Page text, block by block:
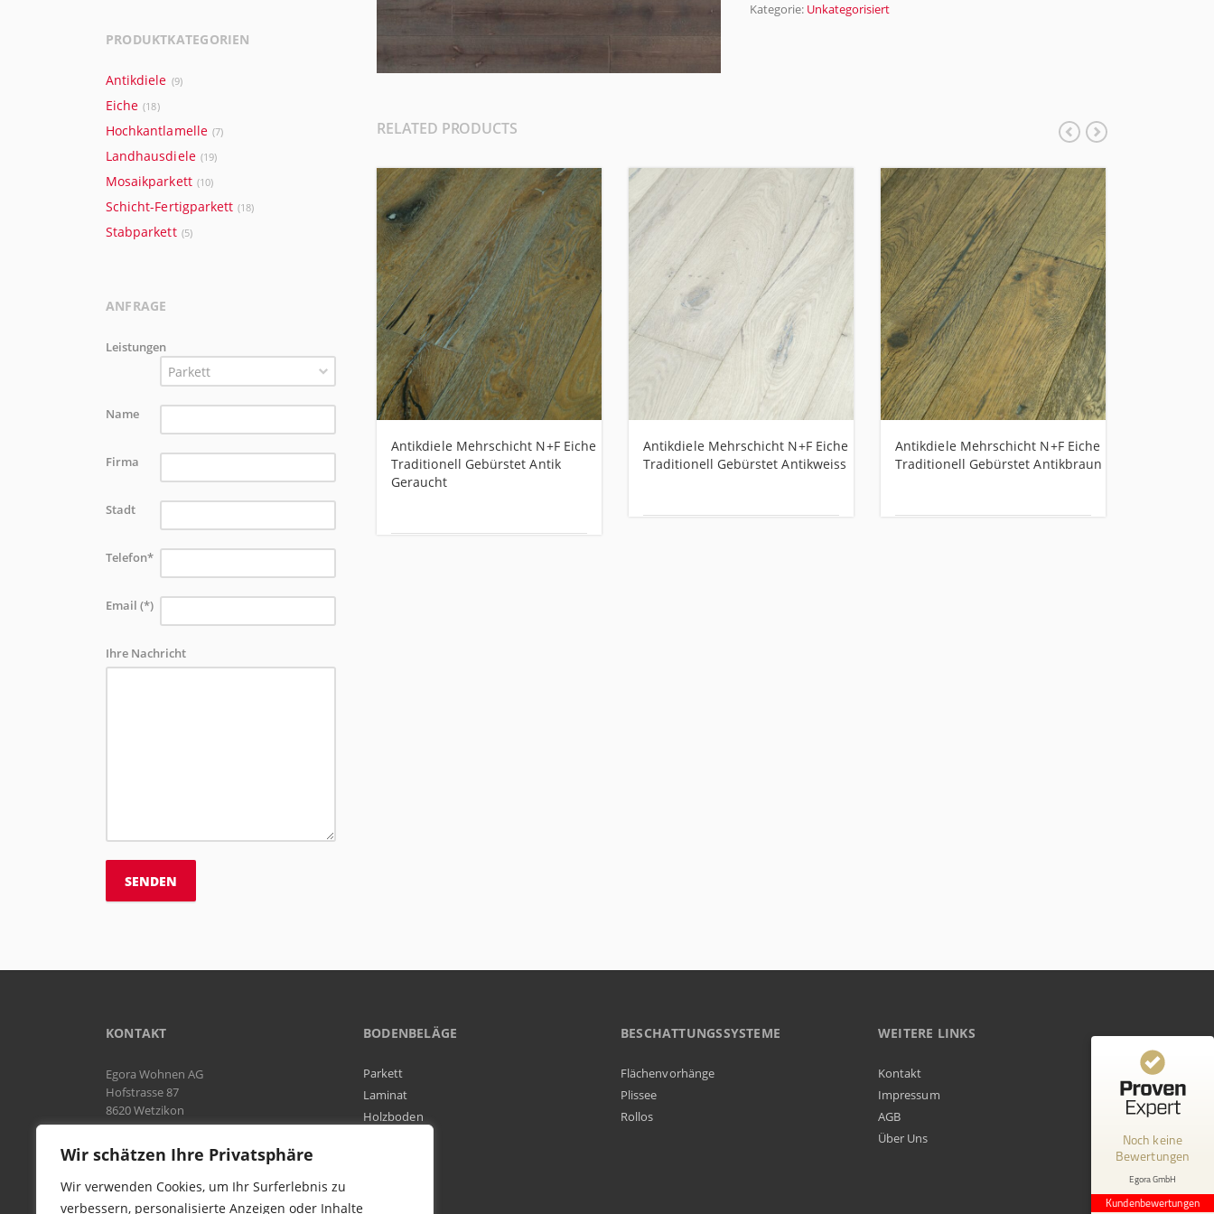
Wir schätzen Ihre Privatsphäre
Wir verwenden Cookies, um Ihr Surferlebnis zu
verbessern, personalisierte Anzeigen oder Inhalte
Kategorie: Unkategorisiert
RELATED PRODUCTS
Antikdiele Mehrschicht N+F Eiche
Traditionell Gebürstet Antik
Geraucht
Antikdiele Mehrschicht N+F Eiche
Traditionell Gebürstet Antikweiss
Antikdiele Mehrschicht N+F Eiche
Traditionell Gebürstet Antikbraun
PRODUKTKATEGORIEN
Antikdiele (9)
Eiche (18)
Hochkantlamelle (7)
Landhausdiele (19)
Mosaikparkett (10)
Schicht-Fertigparkett (18)
Stabparkett (5)
ANFRAGE
Leistungen
Parkett
Name
Firma
Stadt
Telefon*
Email (*)
Ihre Nachricht
KONTAKT
Egora Wohnen AG
Hofstrasse 87
8620 Wetzikon
Natel:
076 566 38 92
Tel:044 954 25 61
Mail:info@egora-bodenbelaege.ch
BODENBELÄGE
Parkett
Laminat
Holzboden
BESCHATTUNGSSYSTEME
Flächenvorhänge
Plissee
Rollos
WEITERE LINKS
Kontakt
Impressum
AGB
Über Uns
Noch keine
Bewertungen
Egora GmbH
Kundenbewertungen
Kundenbewertungen und Erfahrungen zu
Erfahren Sie mehr über dieses Bewertungssiegel